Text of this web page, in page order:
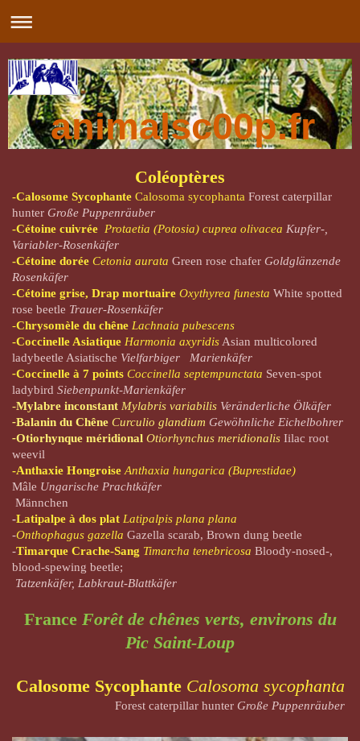
animalsc00p.fr
Coléoptères
-Calosome Sycophante Calosoma sycophanta Forest caterpillar
hunter Große Puppenräuber
-Cétoine cuivrée Protaetia (Potosia) cuprea olivacea Kupfer-,
Variabler-Rosenkäfer
-Cétoine dorée Cetonia aurata Green rose chafer Goldglänzende
Rosenkäfer
-Cétoine grise, Drap mortuaire Oxythyrea funesta White spotted
rose beetle Trauer-Rosenkäfer
-Chrysomèle du chêne Lachnaia pubescens
-Coccinelle Asiatique Harmonia axyridis Asian multicolored
ladybeetle Asiatische Vielfarbiger Marienkäfer
-Coccinelle à 7 points Coccinella septempunctata Seven-spot
ladybird Siebenpunkt-Marienkäfer
-Mylabre inconstant Mylabris variabilis Veränderliche Ölkäfer
-Balanin du Chêne Curculio glandium Gewöhnliche Eichelbohrer
-Otiorhynque méridional Otiorhynchus meridionalis Iilac root
weevil
-Anthaxie Hongroise Anthaxia hungarica (Buprestidae)
Mâle Ungarische Prachtkäfer
Männchen
-Latipalpe à dos plat Latipalpis plana plana
-Onthophagus gazella Gazella scarab, Brown dung beetle
-Timarque Crache-Sang Timarcha tenebricosa Bloody-nosed-,
blood-spewing beetle;
Tatzenkäfer, Labkraut-Blattkäfer
France Forêt de chênes verts, environs du
Pic Saint-Loup
Calosome Sycophante Calosoma sycophanta
Forest caterpillar hunter Große Puppenräuber